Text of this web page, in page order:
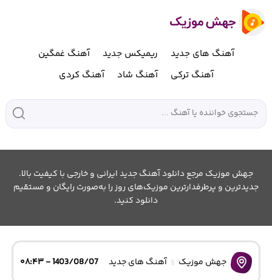
آهنگ های جدید ریمیکس جدید
آهنگ غمگین
آهنگ ترکی
آهنگ شاد آهنگ کردی
جهش موزیک مرجع دانلود آهنگ جدید ایرانی و خارجی با کیفیت بالا.
جدیدترین و پرطرفدارترین موزیک‌های روز را به‌صورت رایگان و مستقیم
دانلود کنید.
جهش موزیک آهنگ های جدید 1403/08/07 - ۰۸:۴۳